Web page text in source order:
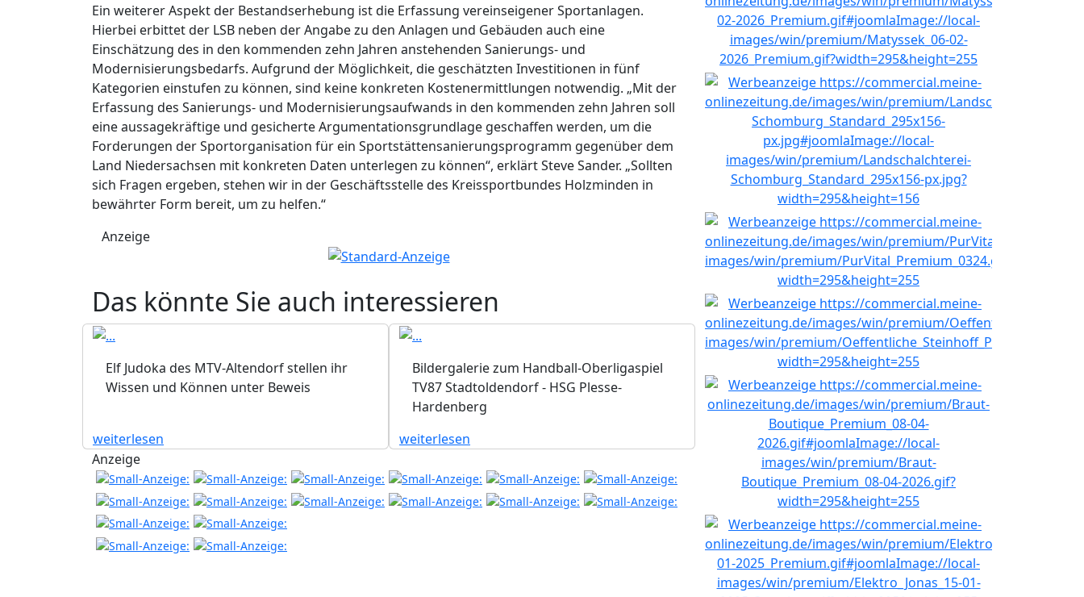
Ein weiterer Aspekt der Bestandserhebung ist die Erfassung vereinseigener Sportanlagen.
Hierbei erbittet der LSB neben der Angabe zu den Anlagen und Gebäuden auch eine
Einschätzung des in den kommenden zehn Jahren anstehenden Sanierungs- und
Modernisierungsbedarfs. Aufgrund der Möglichkeit, die geschätzten Investitionen in fünf
Kategorien einstufen zu können, sind keine konkreten Kostenermittlungen notwendig. „Mit der
Erfassung des Sanierungs- und Modernisierungsaufwands in den kommenden zehn Jahren soll
eine aussagekräftige und gesicherte Argumentationsgrundlage geschaffen werden, um die
Forderungen der Sportorganisation für ein Sportstättensanierungsprogramm gegenüber dem
Land Niedersachsen mit konkreten Daten unterlegen zu können“, erklärt Steve Sander. „Sollten
sich Fragen ergeben, stehen wir in der Geschäftsstelle des Kreissportbundes Holzminden in
bewährter Form bereit, um zu helfen.“
Anzeige
Das könnte Sie auch interessieren
Elf Judoka des MTV-Altendorf stellen ihr
Wissen und Können unter Beweis
weiterlesen
Bildergalerie zum Handball-Oberligaspiel
TV87 Stadtoldendorf - HSG Plesse-
Hardenberg
weiterlesen
Anzeige